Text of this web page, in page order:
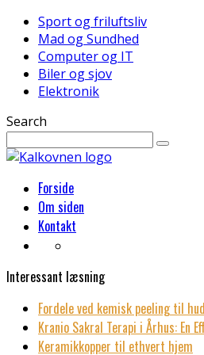
Sport og friluftsliv
Mad og Sundhed
Computer og IT
Biler og sjov
Elektronik
Search
Forside
Om siden
Kontakt
Interessant læsning
Fordele ved kemisk peeling til
Kranio Sakral Terapi i Århus: En
Keramikkopper til ethvert hjem